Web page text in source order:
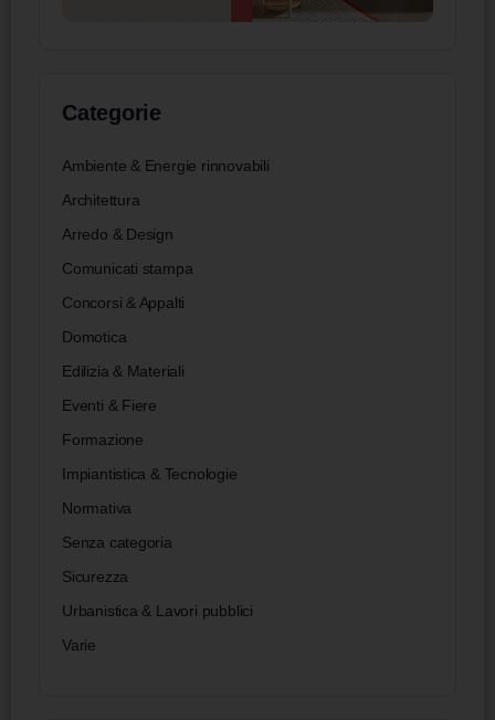
Categorie
Ambiente & Energie rinnovabili
Architettura
Arredo & Design
Comunicati stampa
Concorsi & Appalti
Domotica
Edilizia & Materiali
Eventi & Fiere
Formazione
Impiantistica & Tecnologie
Normativa
Senza categoria
Sicurezza
Urbanistica & Lavori pubblici
Varie